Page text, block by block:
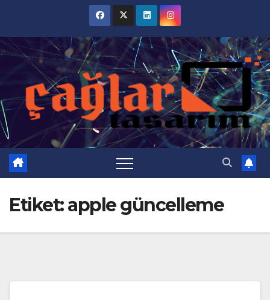
content
Etiket:apple güncelleme